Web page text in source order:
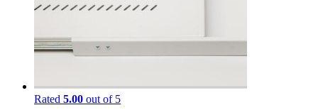
Rated 5.00 out of 5